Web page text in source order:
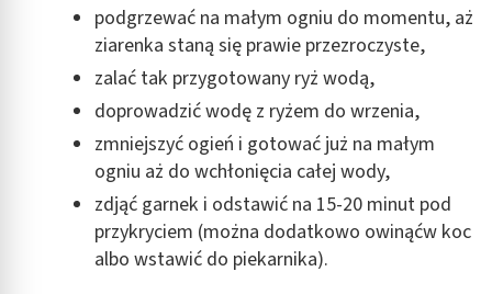
podgrzewać na małym ogniu do momentu, aż
ziarenka staną się prawie przezroczyste,
zalać tak przygotowany ryż wodą,
doprowadzić wodę z ryżem do wrzenia,
zmniejszyć ogień i gotować już na małym
ogniu aż do wchłonięcia całej wody,
zdjąć garnek i odstawić na 15-20 minut pod
przykryciem (można dodatkowo owinąćw koc
albo wstawić do piekarnika).